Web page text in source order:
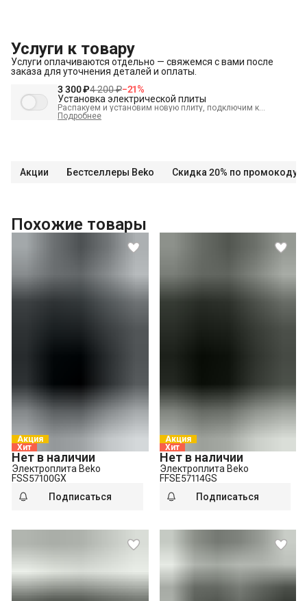
Услуги к товару
Услуги оплачиваются отдельно — свяжемся с вами после
заказа для уточнения деталей и оплаты.
3 300 ₽4 200 ₽−21%
Установка электрической плиты
Распакуем и установим новую плиту, подключим к
электрике.
В стоимость входит:
до МКАД, СПБ до КАД)
Подробнее
Акции Бестселлеры Beko Скидка 20% по промокоду
Похожие товары
Акция
Хит
Нет в наличии
Электроплита Beko
FSS57100GX
Подписаться
Акция
Хит
Нет в наличии
Электроплита Beko
FFSE57114GS
Подписаться